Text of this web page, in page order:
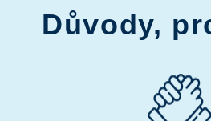
Důvody,